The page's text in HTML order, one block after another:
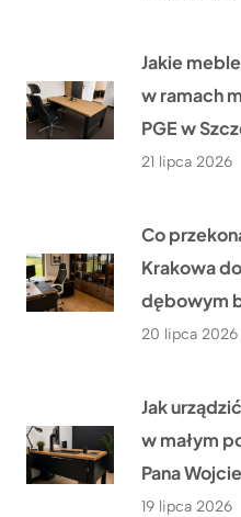
Jakie
w ramach
PGE w
21 lipca 2026
Co
Krakowa
dębowym
20 lipca 2026
Jak
w małym
Pana
19 lipca 2026